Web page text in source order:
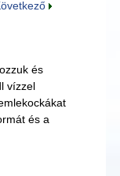
és
vízzel
és a